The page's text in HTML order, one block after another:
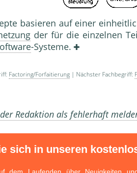
basieren auf einer
der für die einzelnen
-Systeme.
Factoring/Forfaitierung | Nächster Fachbegriff:
Redaktion als fehlerhaft
sich in unseren